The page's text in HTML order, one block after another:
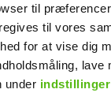
til
til vores
for at vise dig
lave
under indstillinger